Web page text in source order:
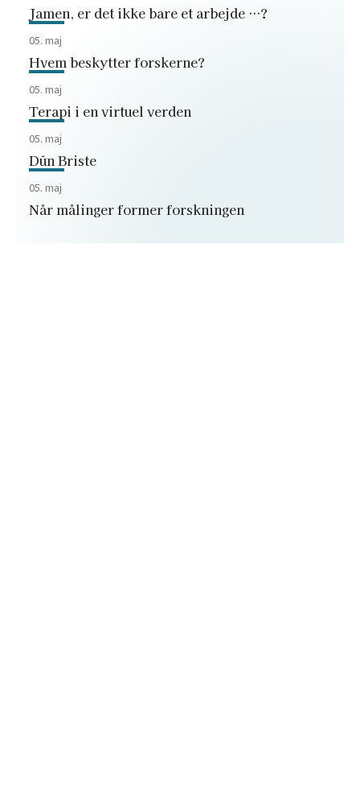
Jamen, er det ikke bare et arbejde …?
05. maj
Hvem beskytter forskerne?
05. maj
Terapi i en virtuel verden
05. maj
Dún Briste
05. maj
Når målinger former forskningen